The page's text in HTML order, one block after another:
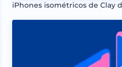
iPhones isométricos de Clay